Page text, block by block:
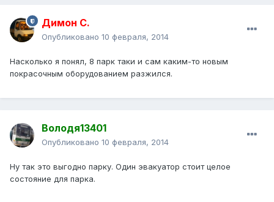
Димон С.
Опубликовано 10 февраля, 2014
Насколько я понял, 8 парк таки и сам каким-то новым
покрасочным оборудованием разжился.
Володя13401
Опубликовано 10 февраля, 2014
Ну так это выгодно парку. Один эвакуатор стоит целое
состояние для парка.